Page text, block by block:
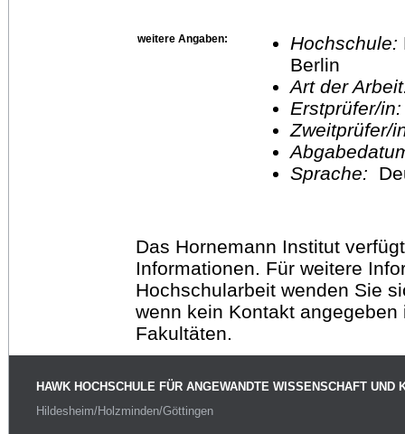
weitere Angaben: Hochschule:
Berlin
Art der
Erstprüfer/
Sprache:
Das Hornemann Institut
Informationen. Für weitere
Hochschularbeit wenden Sie
wenn kein Kontakt
Fakultäten.
HAWK HOCHSCHULE FÜR ANGEWANDTE WISSENSCHAFT UND
Hildesheim/Holzminden/Göttingen